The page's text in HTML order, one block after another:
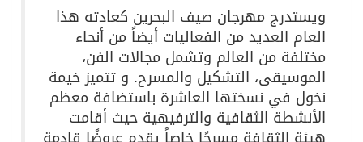
ويستدرج مهرجان صيف البحرين كعادته هذا
العام العديد من الفعاليات أيضاً من أنحاء
مختلفة من العالم وتشمل مجالات الفن،
الموسيقى، التشكيل والمسرح. و تتميز خيمة
نخول في نسختها العاشرة باستضافة معظم
الأنشطة الثقافية والترفيهية حيث أقامت